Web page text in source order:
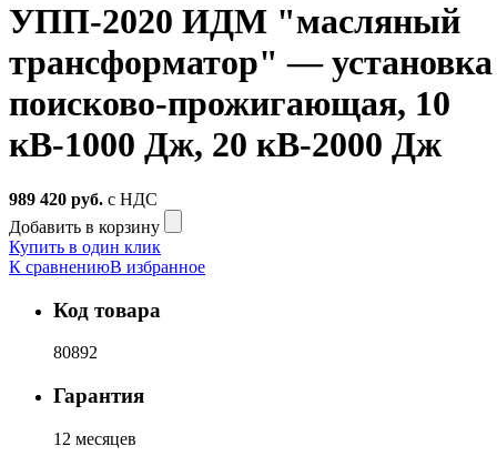
УПП-2020 ИДМ "масляный
трансформатор" — установка
поисково-прожигающая, 10
кВ-1000 Дж, 20 кВ-2000 Дж
989 420 руб. с НДС
Добавить в корзину
Купить в один клик
К сравнениюВ избранное
Код товара
80892
Гарантия
12 месяцев